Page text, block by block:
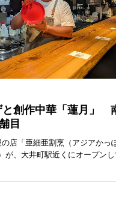
と創作中華「蓮月」
目
店「亜細亜割烹（アジアかっ
が、大井町駅近くにオープンし